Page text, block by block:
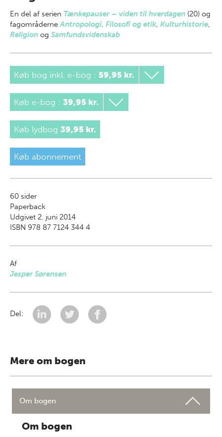
En del af serien Tænkepauser – viden til hverdagen (20) og
fagområderneAntropologi, Filosofi og etik, Kulturhistorie,
Religion og Samfundsvidenskab
Køb bog inkl. e-bog : 59,95 kr.
Køb e-bog : 39,95 kr.
Køb lydbog 39,95 kr.
Køb abonnement
60 sider
Paperback
Udgivet 2. juni 2014
ISBN 978 87 7124 344 4
Af
Jesper Sørensen
Del:
Mere om bogen
Om bogen
Om bogen